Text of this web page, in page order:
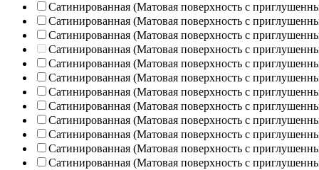
Сатинированная (Матовая поверхность с
Сатинированная (Матовая поверхность с
Сатинированная (Матовая поверхность с
Сатинированная (Матовая поверхность с
Сатинированная (Матовая поверхность с
Сатинированная (Матовая поверхность с
Сатинированная (Матовая поверхность с
Сатинированная (Матовая поверхность с
Сатинированная (Матовая поверхность с
Сатинированная (Матовая поверхность с
Сатинированная (Матовая поверхность с
Сатинированная (Матовая поверхность с